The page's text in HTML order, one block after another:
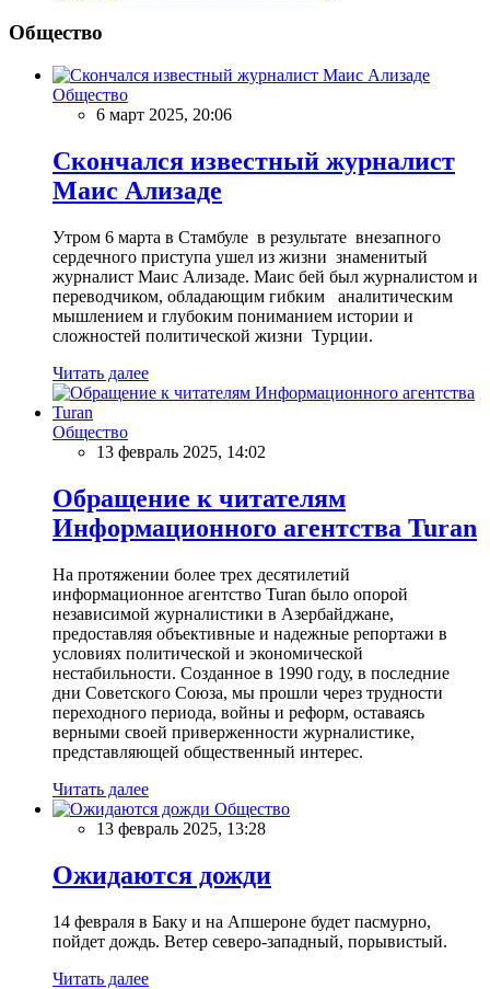
Общество
Общество
6 март 2025, 20:06
Скончался известный журналист
Маис Ализаде
Утром 6 марта в Стамбуле в результате внезапного
сердечного приступа ушел из жизни знаменитый
журналист Маис Ализаде. Маис бей был журналистом и
переводчиком, обладающим гибким аналитическим
мышлением и глубоким пониманием истории и
сложностей политической жизни Турции.
Читать далее
Общество
13 февраль 2025, 14:02
Обращение к читателям
Информационного агентства Turan
На протяжении более трех десятилетий
информационное агентство Turan было опорой
независимой журналистики в Азербайджане,
предоставляя объективные и надежные репортажи в
условиях политической и экономической
нестабильности. Созданное в 1990 году, в последние
дни Советского Союза, мы прошли через трудности
переходного периода, войны и реформ, оставаясь
верными своей приверженности журналистике,
представляющей общественный интерес.
Читать далее
Общество
13 февраль 2025, 13:28
Ожидаются дожди
14 февраля в Баку и на Апшероне будет пасмурно,
пойдет дождь. Ветер северо-западный, порывистый.
Читать далее